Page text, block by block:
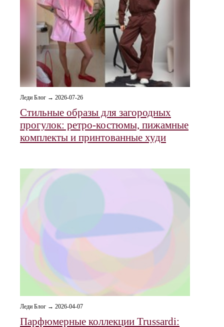
Леди Блог → 2026-07-26
Стильные образы для загородных
прогулок: ретро‑костюмы, пижамные
комплекты и принтованные худи
Леди Блог → 2026-04-07
Парфюмерные коллекции Trussardi: